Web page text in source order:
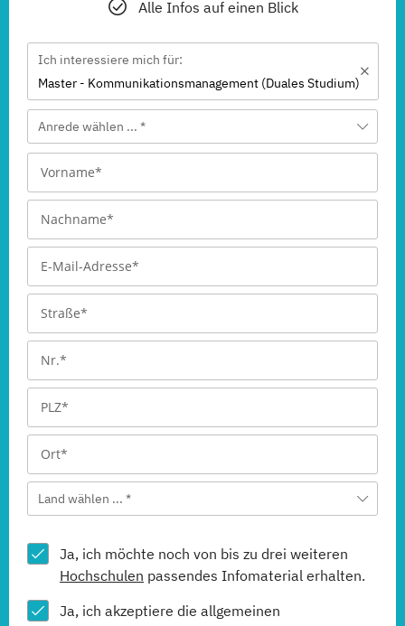
Alle Infos auf einen Blick
Ich interessiere mich für:
Master - Kommunikationsmanagement (Duales Studium)
Anrede wählen ... *
Land wählen ... *
Ja, ich möchte noch von bis zu drei weiteren
Hochschulen passendes Infomaterial erhalten.
Ja, ich akzeptiere die allgemeinen